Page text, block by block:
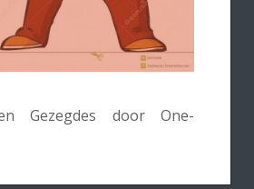
Gezegdes door One-